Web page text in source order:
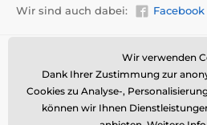
Wir sind auch dabei: Facebook
Allgemeine Informationen
Widerrufsrecht
Wir verwenden
Dank Ihrer Zustimmung zur
Cookies zu Analyse-,
können wir Ihnen